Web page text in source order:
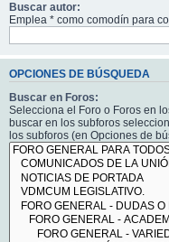
Buscar autor:
Emplea * como comodín para
OPCIONES DE BÚSQUEDA
Buscar en Foros:
Selecciona el Foro o Foros en
buscar en los subforos
los subforos (en Opciones de